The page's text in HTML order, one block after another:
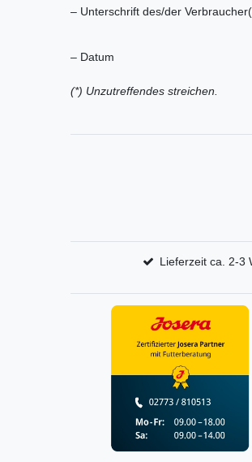
– Unterschrift des/der
– Datum
(*) Unzutreffendes streichen.
Lieferzeit ca. 2-3